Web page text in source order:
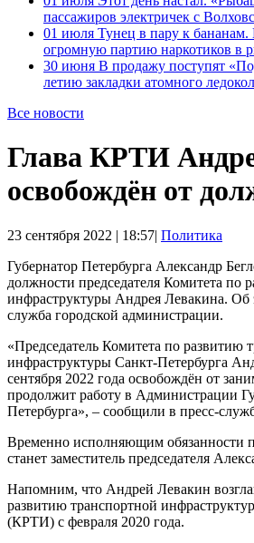
пассажиров электричек с
01 июля Тунец в пару к
огромную партию наркотиков в
30 июня В продажу поступят
летию закладки атомного
Все новости
Глава КРТИ
освобождён от
23 сентября 2022 | 18:57| Политика
Губернатор Петербурга Александр
должности председателя Комитета по
инфраструктуры Андрея Левакина. Об
служба городской администрации.
«Председатель Комитета по развитию
инфраструктуры Санкт-Петербурга
сентября 2022 года освобождён от
продолжит работу в Администрации
Петербурга», – сообщили в пресс-
Временно исполняющим обязанности
станет заместитель председателя
Напомним, что Андрей Левакин
развитию транспортной
(КРТИ) с февраля 2020 года.